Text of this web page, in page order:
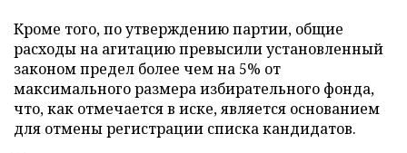
Кроме того, по утверждению партии, общие
расходы на агитацию превысили установленный
законом предел более чем на 5% от
максимального размера избирательного фонда,
что, как отмечается в иске, является основанием
для отмены регистрации списка кандидатов.